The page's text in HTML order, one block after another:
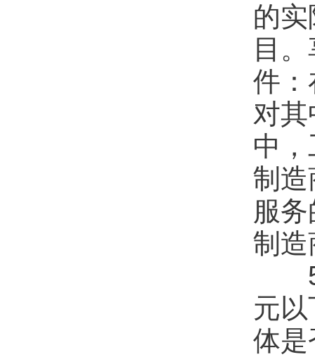
的
目
件：
对
中
制造
服
制造
5.
元
体是